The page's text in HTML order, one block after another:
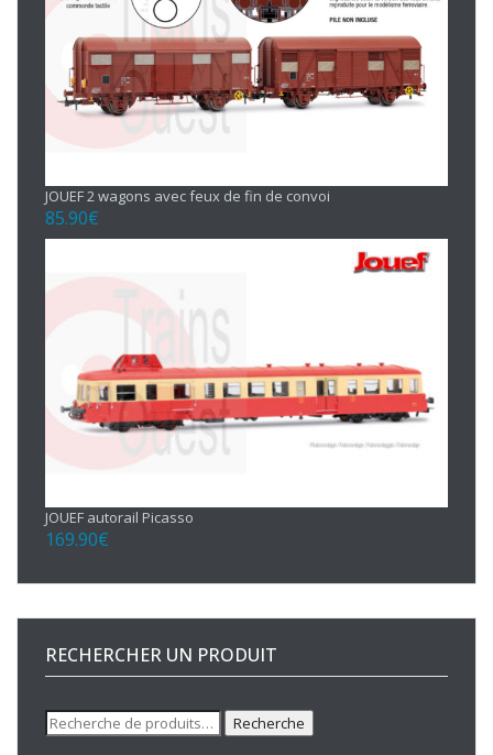
JOUEF 2 wagons avec feux de fin de convoi
85.90€
JOUEF autorail Picasso
169.90€
RECHERCHER UN PRODUIT
Recherche
pour :
Recherche